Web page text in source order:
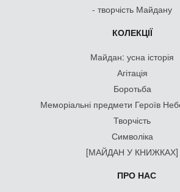
- творчість Майдану
КОЛЕКЦІЇ
Майдан: усна історія
Агітація
Боротьба
Меморіальні предмети Героїв
Творчість
Символіка
[МАЙДАН У КНИЖКАХ]
ПРО НАС